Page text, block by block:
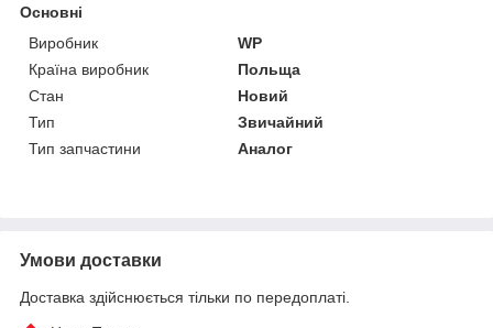
Основні
Виробник
WP
Країна виробник
Польща
Стан
Новий
Тип
Звичайний
Тип запчастини
Аналог
Умови доставки
Доставка здійснюється тільки по передоплаті.